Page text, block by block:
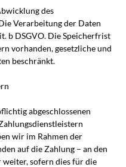
des
Verarbeitung der Daten
b DSGVO. Die Speicherfrist
vorhanden, gesetzliche und
beschränkt.
abgeschlossenen
wir im Rahmen der
auf die Zahlung – an den
sofern dies für die